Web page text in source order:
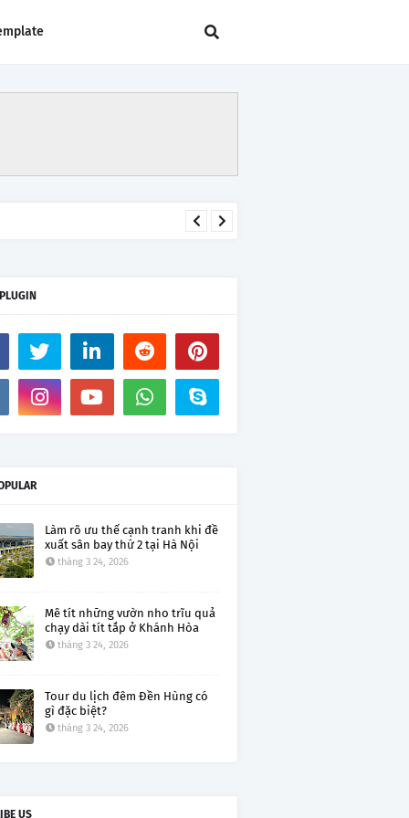
Làm rõ ưu thế cạnh tranh khi đề
xuất sân bay thứ 2 tại Hà Nội
tháng 3 24, 2026
Mê tít những vườn nho trĩu quả
chạy dài tít tắp ở Khánh Hòa
tháng 3 24, 2026
Tour du lịch đêm Đền Hùng có
gì đặc biệt?
tháng 3 24, 2026
US